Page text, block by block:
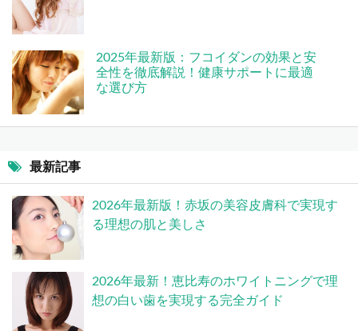
2025年最新版：フコイダンの効果と安
全性を徹底解説！健康サポートに最適
な選び方
最新記事
2026年最新版！赤坂の美容皮膚科で実現す
る理想の肌と美しさ
2026年最新！恵比寿のホワイトニングで理
想の白い歯を実現する完全ガイド